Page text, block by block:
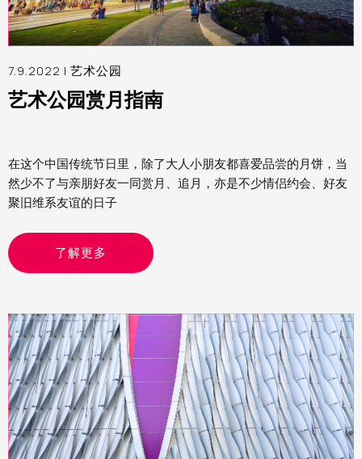
7.9.2022 | 艺术公园
艺术公园赏月指南
在这个中国传统节日里，除了大人小朋友都喜爱品尝的月饼，当
然少不了与亲朋好友一同赏月、追月，亦是不少情侣约会、好友
聚旧维系友谊的日子
了解更多